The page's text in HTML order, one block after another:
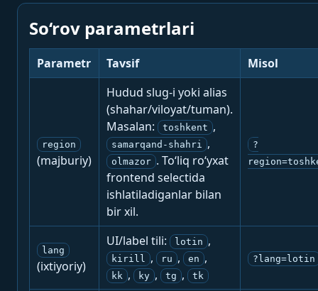
So‘rov parametrlari
Parametr Tavsif Misol
region
(majburiy)
Hudud slug-i yoki alias
(shahar/viloyat/tuman).
Masalan:
toshkent ,
samarqand-shahri ,
olmazor . To‘liq ro‘yxat
frontend selectida
ishlatiladiganlar bilan
bir xil.
?
lang
(ixtiyoriy)
UI/label tili: lotin ,
kirill , ru , en ,
kk , ky , tg , tk
?lang=lotin